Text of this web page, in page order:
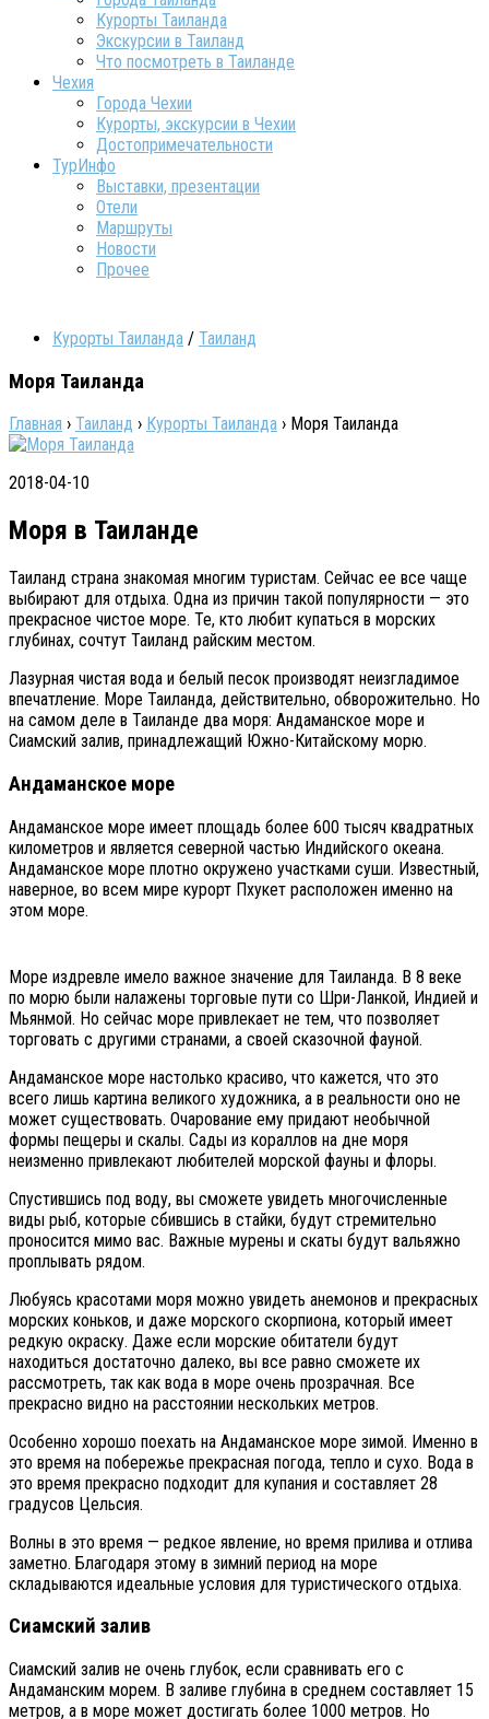
Курорты Таиланда
Экскурсии в Таиланд
Что посмотреть в Таиланде
Чехия
Города Чехии
Курорты, экскурсии в Чехии
Достопримечательности
ТурИнфо
Выставки, презентации
Отели
Маршруты
Новости
Прочее
Курорты Таиланда / Таиланд
Моря Таиланда
Главная › Таиланд › Курорты Таиланда › Моря Таиланда
2018-04-10
Моря в Таиланде
Таиланд страна знакомая многим туристам. Сейчас ее все чаще
выбирают для отдыха. Одна из причин такой популярности — это
прекрасное чистое море. Те, кто любит купаться в морских
глубинах, сочтут Таиланд райским местом.
Лазурная чистая вода и белый песок производят неизгладимое
впечатление. Море Таиланда, действительно, обворожительно. Но
на самом деле в Таиланде два моря: Андаманское море и
Сиамский залив, принадлежащий Южно-Китайскому морю.
Андаманское море
Андаманское море имеет площадь более 600 тысяч квадратных
километров и является северной частью Индийского океана.
Андаманское море плотно окружено участками суши. Известный,
наверное, во всем мире курорт Пхукет расположен именно на
этом море.
Море издревле имело важное значение для Таиланда. В 8 веке
по морю были налажены торговые пути со Шри-Ланкой, Индией и
Мьянмой. Но сейчас море привлекает не тем, что позволяет
торговать с другими странами, а своей сказочной фауной.
Андаманское море настолько красиво, что кажется, что это
всего лишь картина великого художника, а в реальности оно не
может существовать. Очарование ему придают необычной
формы пещеры и скалы. Сады из кораллов на дне моря
неизменно привлекают любителей морской фауны и флоры.
Спустившись под воду, вы сможете увидеть многочисленные
виды рыб, которые сбившись в стайки, будут стремительно
проносится мимо вас. Важные мурены и скаты будут вальяжно
проплывать рядом.
Любуясь красотами моря можно увидеть анемонов и прекрасных
морских коньков, и даже морского скорпиона, который имеет
редкую окраску. Даже если морские обитатели будут
находиться достаточно далеко, вы все равно сможете их
рассмотреть, так как вода в море очень прозрачная. Все
прекрасно видно на расстоянии нескольких метров.
Особенно хорошо поехать на Андаманское море зимой. Именно в
это время на побережье прекрасная погода, тепло и сухо. Вода в
это время прекрасно подходит для купания и составляет 28
градусов Цельсия.
Волны в это время — редкое явление, но время прилива и отлива
заметно. Благодаря этому в зимний период на море
складываются идеальные условия для туристического отдыха.
Сиамский залив
Сиамский залив не очень глубок, если сравнивать его с
Андаманским морем. В заливе глубина в среднем составляет 15
метров, а в море может достигать более 1000 метров. Но